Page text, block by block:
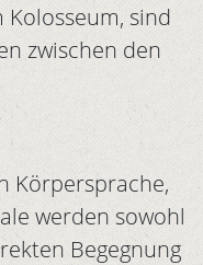
sind
zwischen den
Körpersprache,
werden sowohl
Begegnung